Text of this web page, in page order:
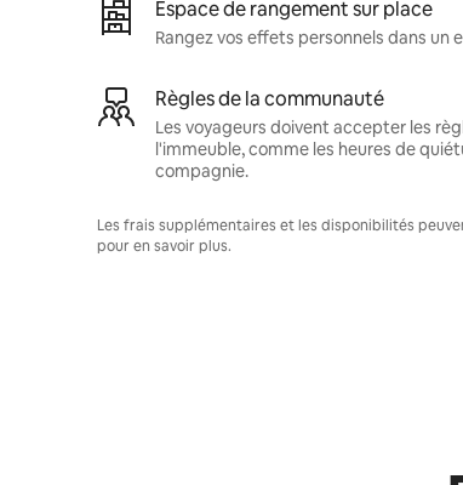
Espace de rangement sur place
Rangez vos effets personnels dans
Règles de la communauté
Les voyageurs doivent accepter les
l'immeuble, comme les heures de
compagnie.
Les frais supplémentaires et les disponibilités
pour en savoir plus.